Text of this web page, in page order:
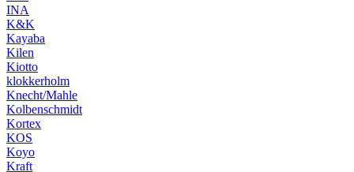
INA
K&K
Kayaba
Kilen
Kiotto
klokkerholm
Knecht/Mahle
Kolbenschmidt
Kortex
KOS
Koyo
Kraft